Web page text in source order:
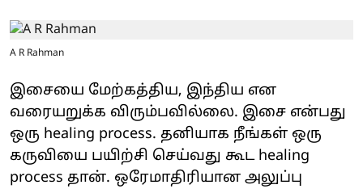
A R Rahman
இசையை மேற்கத்திய, இந்திய என
வரையறுக்க விரும்பவில்லை. இசை என்பது
ஒரு healing process. தனியாக நீங்கள் ஒரு
கருவியை பயிற்சி செய்வது கூட healing
process தான். ஒரேமாதிரியான அலுப்பு